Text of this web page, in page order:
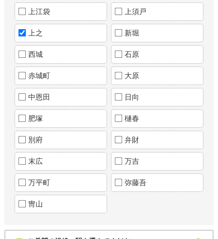
上江袋 上須戸
上之 新堀
西城 石原
赤城町 大原
中恩田 日向
肥塚 樋春
別府 弁財
末広 万吉
万平町 弥藤吾
冑山